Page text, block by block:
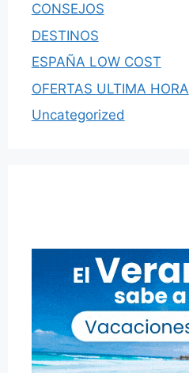
CONSEJOS
DESTINOS
ESPAÑA LOW COST
OFERTAS ULTIMA HORA
Uncategorized